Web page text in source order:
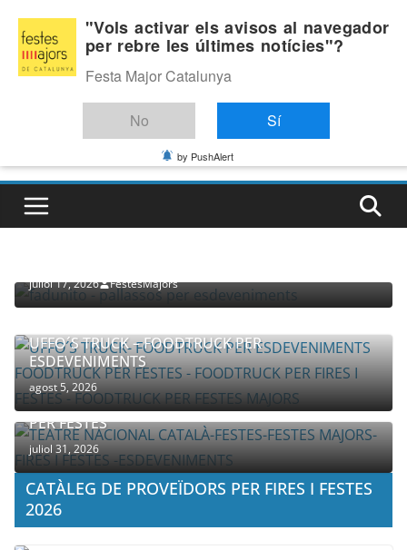
content
Divendres, agost 7, 2026
Última:
juliol 17, 2026 FestesMajors
UFFO´S TRUCK – FOODTRUCK PER
ESDEVENIMENTS
agost 5, 2026
COMPANYIA TENAC – TEATRE NACIONAL CATALÀ
PER FESTES
juliol 31, 2026
CATÀLEG DE PROVEÏDORS PER FIRES I FESTES
2026
"Vols activar els avisos al navegador
per rebre les últimes notícies"?
Festa Major Catalunya
No Sí
by PushAlert